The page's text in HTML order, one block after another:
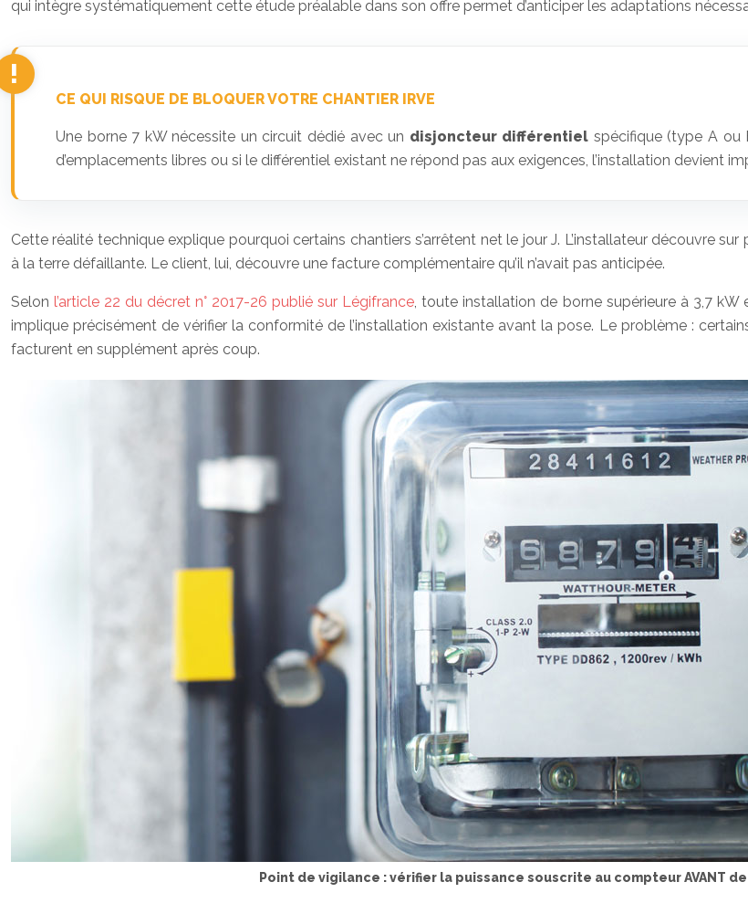
qui intègre systématiquement cette étude préalable dans son offre permet d’anticiper les adaptations
CE QUI RISQUE DE BLOQUER VOTRE CHANTIER IRVE
Une borne 7 kW nécessite un circuit dédié avec un disjoncteur différentiel spécifique (type A ou
d’emplacements libres ou si le différentiel existant ne répond pas aux exigences, l’installation devient
Cette réalité technique explique pourquoi certains chantiers s’arrêtent net le jour J. L’installateur découvre
à la terre défaillante. Le client, lui, découvre une facture complémentaire qu’il n’avait pas anticipée.
Selonl’article 22 du décret n° 2017-26 publié sur Légifrance , toute installation de borne supérieure à 3,7 kW
implique précisément de vérifier la conformité de l’installation existante avant la pose. Le problème :
facturent en supplément après coup.
Point de vigilance : vérifier la puissance souscrite au compteur AVANT